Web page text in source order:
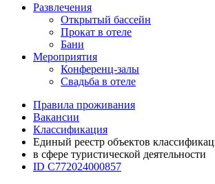
Развлечения
Открытый бассейн
Прокат в отеле
Бани
Мероприятия
Конференц-залы
Свадьба в отеле
Правила проживания
Вакансии
Классификация
Единый реестр объектов
в сфере туристической деятельности
ID С772024000857